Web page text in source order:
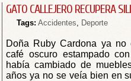
GATO CALLEJERO RECUPERA
Tags: Accidentes, Deporte
Doña Ruby Cardona ya
café oscuro estampado
había cambiado de
años ya no se veía bien en